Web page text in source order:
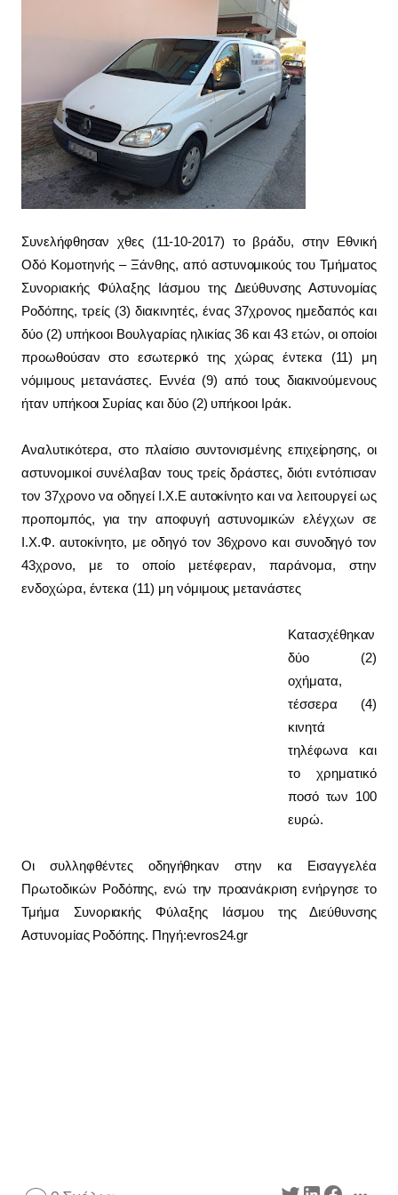
Συνελήφθησαν χθες (11-10-2017) το βράδυ, στην Εθνική
Οδό Κομοτηνής – Ξάνθης, από αστυνομικούς του Τμήματος
Συνοριακής Φύλαξης Ιάσμουτης Διεύθυνσης Αστυνομίας
Ροδόπης, τρείς (3) διακινητές, ένας 37χρονος ημεδαπός και
δύο (2) υπήκοοι Βουλγαρίας ηλικίας 36 και 43 ετών, οι οποίοι
προωθούσαν στο εσωτερικό της χώρας έντεκα (11) μη
νόμιμους μετανάστες. Εννέα (9) από τους διακινούμενους
ήταν υπήκοοι Συρίας και δύο (2) υπήκοοι Ιράκ.
Αναλυτικότερα, στο πλαίσιο συντονισμένης επιχείρησης, οι
αστυνομικοί συνέλαβαν τους τρείς δράστες, διότι εντόπισαν
τον 37χρονο να οδηγεί Ι.Χ.Ε αυτοκίνητο και να λειτουργεί ως
προπομπός, για την αποφυγή αστυνομικών ελέγχων σε
Ι.Χ.Φ. αυτοκίνητο, με οδηγό τον 36χρονο και συνοδηγό τον
43χρονο, με το οποίο μετέφεραν, παράνομα, στην
ενδοχώρα, έντεκα (11) μη νόμιμους μετανάστες
Κατασχέθηκαν
δύο (2)
οχήματα,
τέσσερα (4)
κινητά
τηλέφωνα και
το χρηματικό
ποσό των 100
ευρώ.
Οι συλληφθέντες οδηγήθηκαν στην κα Εισαγγελέα
Πρωτοδικών Ροδόπης, ενώ την προανάκριση ενήργησε το
Τμήμα Συνοριακής Φύλαξης Ιάσμου της Διεύθυνσης
Αστυνομίας Ροδόπης. Πηγή:evros24.gr